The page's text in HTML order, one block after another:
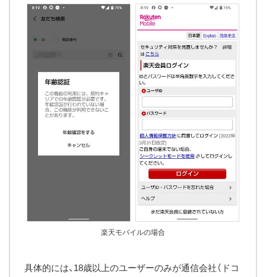
楽天モバイルの場合
具体的には、18歳以上のユーザーのみが通信会社（ドコ